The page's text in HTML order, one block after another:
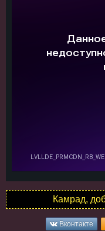
Камрад,
Вконтакте